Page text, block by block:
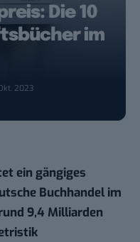
Die 10
im
2023
ein gängiges
Buchhandel im
9,4 Milliarden